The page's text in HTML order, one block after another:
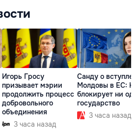
Игорь Гросу
призывает мэрии
продолжить процесс
добровольного
объединения
3 часа назад
Санду о
Молдовы в ЕС:
блокирует ни
государство
3 часа назад